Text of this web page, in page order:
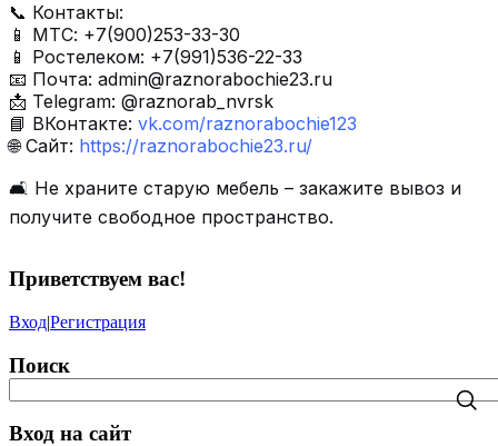
📞 Контакты:
📱 МТС: +7(900)253-33-30
📱 Ростелеком: +7(991)536-22-33
📧 Почта: admin@raznorabochie23.ru
📩 Telegram: @raznorab_nvrsk
📘 ВКонтакте: vk.com/raznorabochie123
🌐 Сайт: https://raznorabochie23.ru/
🛋️ Не храните старую мебель – закажите вывоз и
получите свободное пространство.
Приветствуем вас!
Вход|Регистрация
Поиск
Вход на сайт